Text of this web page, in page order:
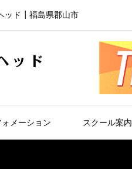
ッド┃福島県郡山市
ォメーション スクール案内